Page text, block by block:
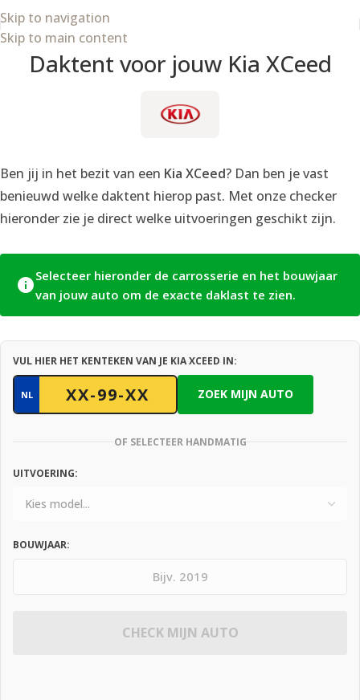
Skip to navigation
Skip to main content
Daktent voor jouw Kia XCeed
Ben jij in het bezit van een Kia XCeed? Dan ben je vast
benieuwd welke daktent hierop past. Met onze checker
hieronder zie je direct welke uitvoeringen geschikt zijn.
Selecteer hieronder de carrosserie en het bouwjaar
van jouw auto om de exacte daklast te zien.
VUL HIER HET KENTEKEN VAN JE KIA XCEED IN:
NL ZOEK MIJN AUTO
OF SELECTEER HANDMATIG
UITVOERING:
BOUWJAAR:
CHECK MIJN AUTO